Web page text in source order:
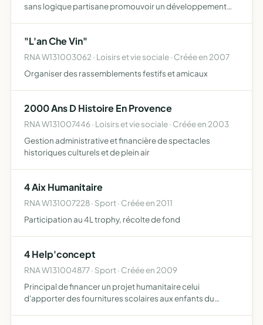
sans logique partisane promouvoir un développement
"L'an Che Vin"
RNA W131003062 · Loisirs et vie sociale · Créée en 2007
Organiser des rassemblements festifs et amicaux
2000 Ans D Histoire En Provence
RNA W131007446 · Loisirs et vie sociale · Créée en 2003
Gestion administrative et financière de spectacles
historiques culturels et de plein air
4 Aix Humanitaire
RNA W131007228 · Sport · Créée en 2011
Participation au 4L trophy, récolte de fond
4 Help'concept
RNA W131004877 · Sport · Créée en 2009
Principal de financer un projet humanitaire celui
d'apporter des fournitures scolaires aux enfants du